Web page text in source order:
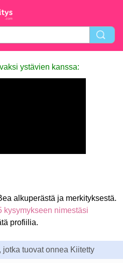
ystävien kanssa:
alkuperästä ja merkityksestä.
kysymykseen nimestäsi
profiilia.
jotka tuovat onnea Kiitetty